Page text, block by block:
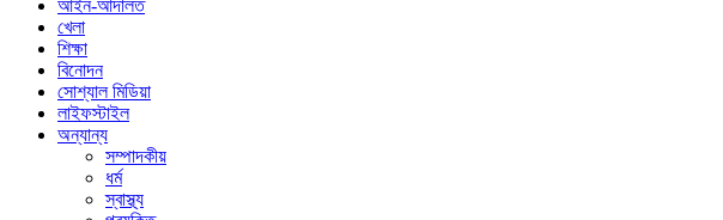
আইন-আদালত
খেলা
শিক্ষা
বিনোদন
সোশ্যাল মিডিয়া
লাইফস্টাইল
অন্যান্য
সম্পাদকীয়
ধর্ম
স্বাস্থ্য